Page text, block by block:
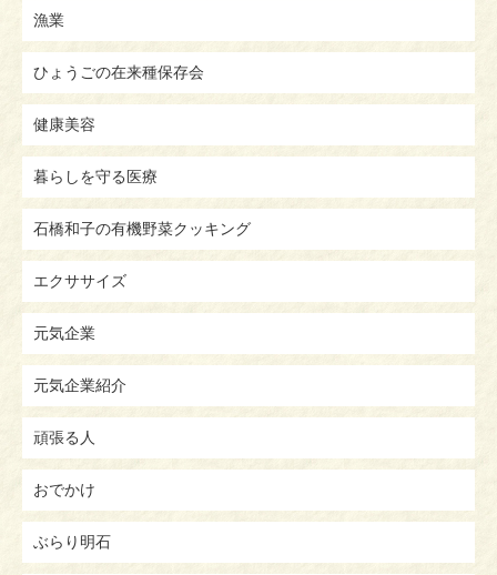
漁業
ひょうごの在来種保存会
健康美容
暮らしを守る医療
石橋和子の有機野菜クッキング
エクササイズ
元気企業
元気企業紹介
頑張る人
おでかけ
ぶらり明石